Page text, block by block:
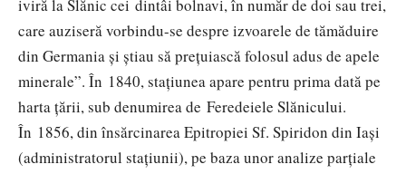
iviră la Slănic cei dintâi bolnavi, în număr de doi sau trei,
care auziseră vorbindu-se despre izvoarele de tămăduire
din Germania și știau să prețuiască folosul adus de apele
minerale”. În 1840, staţiunea apare pentru prima dată pe
harta ţării, sub denumirea de Feredeiele Slănicului.
În 1856, din însărcinarea Epitropiei Sf. Spiridon din Iași
(administratorul stațiunii), pe baza unor analize parţiale